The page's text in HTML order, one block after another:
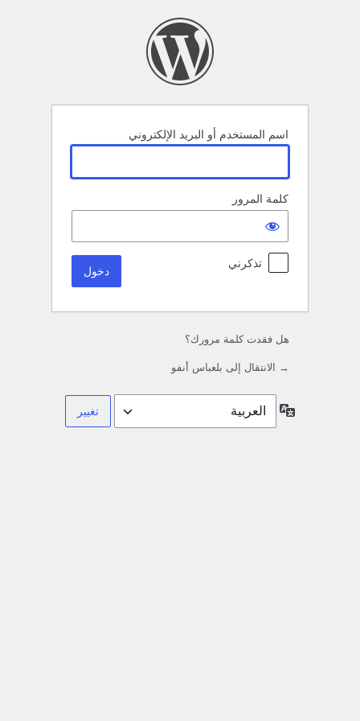
اسم المستخدم أو البريد الإلكتروني
كلمة المرور
تذكرني
هل فقدت كلمة مرورك؟
→ الانتقال إلى بلعباس أنفو
اللغة